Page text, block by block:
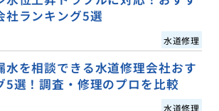
社ランキング5選
水道修理
水を相談できる水道修理会社おす
5選！調査・修理のプロを比較
水道修理